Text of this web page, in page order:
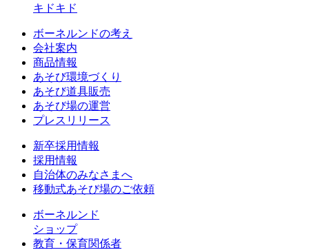
キドキド
ボーネルンドの考え
会社案内
商品情報
あそび環境づくり
あそび道具販売
あそび場の運営
プレスリリース
新卒採用情報
採用情報
自治体のみなさまへ
移動式あそび場のご依頼
ボーネルンド
ショップ
教育・保育関係者